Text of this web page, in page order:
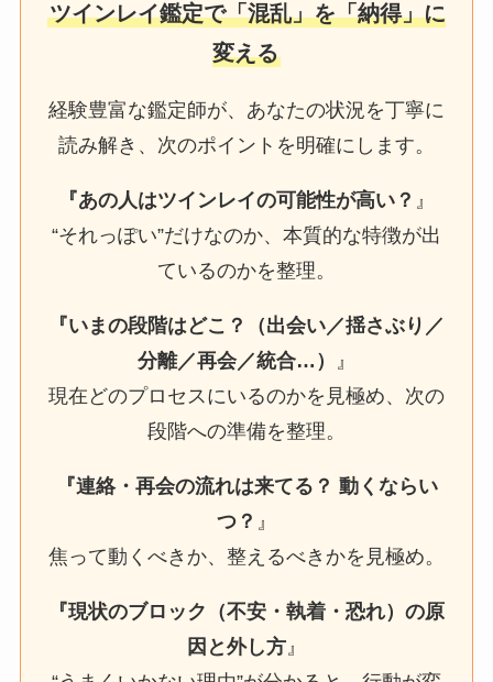
ツインレイ鑑定で「混乱」を「納得」に
変える
経験豊富な鑑定師が、あなたの状況を丁寧に
読み解き、次のポイントを明確にします。
『あの人はツインレイの可能性が高い？ 』
“それっぽい”だけなのか、本質的な特徴が出
ているのかを整理。
『いまの段階はどこ？（出会い／揺さぶり／
分離／再会／統合…）
』
現在どのプロセスにいるのかを見極め、次の
段階への準備を整理。
『連絡・再会の流れは来てる？ 動くならい
つ？ 』
焦って動くべきか、整えるべきかを見極め。
『現状のブロック（不安・執着・恐れ）の原
因と外し方 』